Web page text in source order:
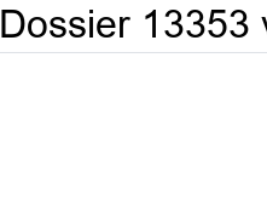
Dossier 13353